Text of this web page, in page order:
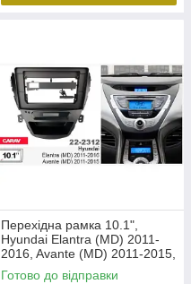
Перехідна рамка 10.1",
Hyundai Elantra (MD) 2011-
2016, Avante (MD) 2011-2015,
Carav 22-2312
Готово до відправки